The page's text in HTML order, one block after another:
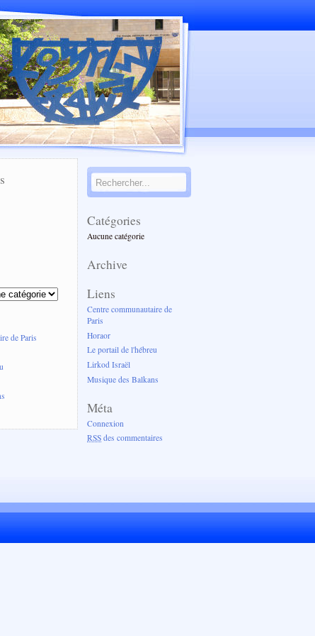
de Paris
Catégories
Aucune catégorie
Archive
Liens
Centre communautaire de
Paris
Horaor
Le portail de l'hébreu
Lirkod Israël
Musique des Balkans
Méta
Connexion
RSS des commentaires